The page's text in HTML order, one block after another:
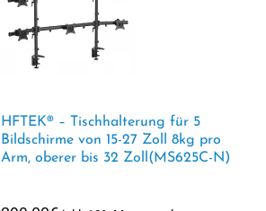
HFTEK® – Tischhalterung für 5
Bildschirme von 15-27 Zoll 8kg pro
Arm, oberer bis 32 Zoll(MS625C-N)